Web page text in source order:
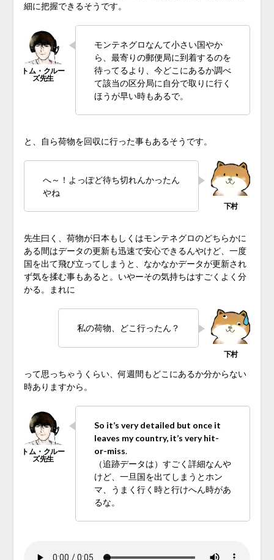
細に把握できるそうです。
モンテネグロなんて小さい国やか
ら、最寄りの郵便局に到着するのを
待ってるより、今どこにあるか調べ
て該当の区分局に自分で取りに行く
ほうが早い時もあるで。
と、自ら荷物を回収に行った事もあるそうです。
へ～！よっぽど待ち切れんかったん
やね
先生曰く、荷物が日本もしくはモンテネグロのどちらかに
ある間はデータの更新も迅速で安心できるんやけど、一度
国を出て飛び立ってしまうと、なかなかデータが更新され
ず気を揉む事もあると。いやーその気持ちはすごくよく分
かる。まれに
私の荷物、どこ行ったん？
って思っちゃうくらい、何週間もどこにあるか分からない
時ありますから。
So it’s very detailed but once it
leaves my country, it’s very hit-
or-miss.
（追跡データは）すごく詳細なんや
けど、一旦国を出てしまうとホン
マ、うまく行く時と行けへん時があ
るな。